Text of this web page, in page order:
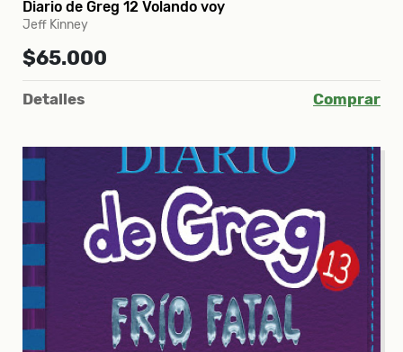
Diario de Greg 12 Volando voy
Jeff Kinney
$65.000
Detalles Comprar